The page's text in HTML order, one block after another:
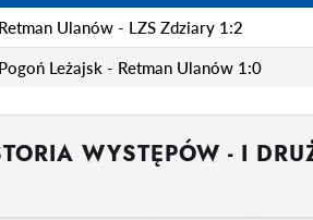
Retman Ulanów - LZS Zdziary 1:2
Pogoń Leżajsk - Retman Ulanów 1:0
WYSTĘPÓW - I